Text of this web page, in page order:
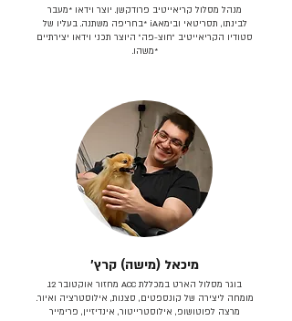
מנהל מסלול קריאייטיב פרודקשן. יוצר וידאו *מעבר
לבינתו, תסריטאי וב​ימאiA‎ *בחריפה משתנה. בעליו של
סטודיו הקריאייטיב ״חוצ-פה״ היוצר תכני וידאו יצירתיים
*משהו.
מיכאל (מישה) קרץ׳
בוגר מסלול הארט במכללת ACC מחזור אוקטובר 12.
מומחה ליצירה של קונספטים, סצנות, אילוסטרציה ואיור.
מרצה לפוטושופ, אילוסטרייטור, אינדיזיין, פרימייר